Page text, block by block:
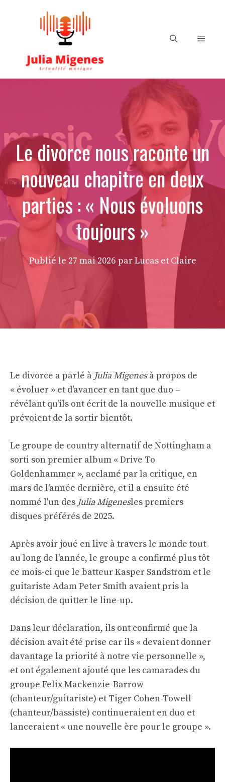
Menu
Le divorce nous raconte un
nouveau chapitre en deux
parties : « Nous évoluons
toujours »
Publié le 27 mai 2026 par Lucas et Claire
Le divorce a parlé à Julia Migenesà propos de
« évoluer » et d'avancer en tant que duo –
révélant qu'ils ont écrit de la nouvelle musique et
prévoient de la sortir bientôt.
Le groupe de country alternatif de Nottingham a
sorti son premier album « Drive To
Goldenhammer », acclamé par la critique, en
mars de l'année dernière, et il a ensuite été
nommé l'un des Julia Migenesles premiers
disques préférés de 2025.
Après avoir joué en live à travers le monde tout
au long de l'année, le groupe a confirmé plus tôt
ce mois-ci que le batteur Kasper Sandstrom et le
guitariste Adam Peter Smith avaient pris la
décision de quitter le line-up.
Dans leur déclaration, ils ont confirmé que la
décision avait été prise car ils « devaient donner
davantage la priorité à notre vie personnelle »,
et ont également ajouté que les camarades du
groupe Felix Mackenzie-Barrow
(chanteur/guitariste) et Tiger Cohen-Towell
(chanteur/bassiste) continueraient en duo et
lanceraient « une nouvelle ère pour le groupe ».